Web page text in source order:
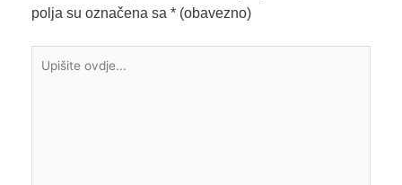
polja su označena sa * (obavezno)
ovdje...